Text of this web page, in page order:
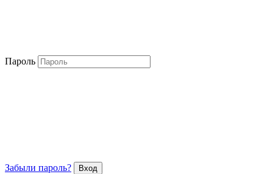
Пароль
Забыли пароль?